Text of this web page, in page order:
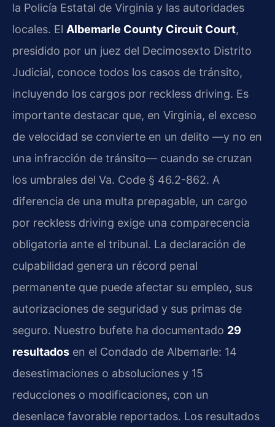
la Policía Estatal de Virginia y las autoridades
locales. El Albemarle County Circuit Court,
presidido por un juez del Decimosexto Distrito
Judicial, conoce todos los casos de tránsito,
incluyendo los cargos por reckless driving. Es
importante destacar que, en Virginia, el exceso
de velocidad se convierte en un delito —y no en
una infracción de tránsito— cuando se cruzan
los umbrales del Va. Code § 46.2-862. A
diferencia de una multa prepagable, un cargo
por reckless driving exige una comparecencia
obligatoria ante el tribunal. La declaración de
culpabilidad genera un récord penal
permanente que puede afectar su empleo, sus
autorizaciones de seguridad y sus primas de
seguro. Nuestro bufete ha documentado 29
resultados en el Condado de Albemarle: 14
desestimaciones o absoluciones y 15
reducciones o modificaciones, con un
desenlace favorable reportados. Los resultados